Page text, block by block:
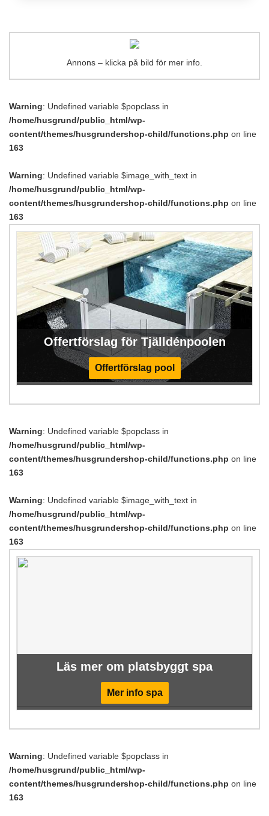
Annons – klicka på bild för mer info.
Warning: Undefined variable $popclass in
/home/husgrund/public_html/wp-
content/themes/husgrundershop-child/functions.php on line
163
Warning: Undefined variable $image_with_text in
/home/husgrund/public_html/wp-
content/themes/husgrundershop-child/functions.php on line
163
Offertförslag för Tjälldénpoolen
Offertförslag pool
Warning: Undefined variable $popclass in
/home/husgrund/public_html/wp-
content/themes/husgrundershop-child/functions.php on line
163
Warning: Undefined variable $image_with_text in
/home/husgrund/public_html/wp-
content/themes/husgrundershop-child/functions.php on line
163
Läs mer om platsbyggt spa
Mer info spa
Warning: Undefined variable $popclass in
/home/husgrund/public_html/wp-
content/themes/husgrundershop-child/functions.php on line
163